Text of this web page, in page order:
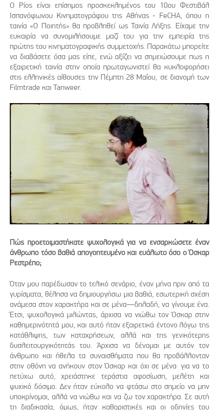
Ο Ρίος είναι επίσημος προσκεκλημένος του 10ου Φεστιβάλ
Ισπανόφωνου Κινηματογράφου της Αθήνας - FeCHA, όπου η
ταινία «Ο Ποιητής» θα προβληθεί ως Ταινία Λήξης. Είχαμε την
ευκαιρία να συνομιλήσουμε μαζί του για την εμπειρία της
πρώτης του κινηματογραφικής συμμετοχής. Παρακάτω μπορείτε
να διαβάσετε όσα μας είπε, ενώ αξίζει να σημειώσουμε πως η
εξαιρετική ταινία στην οποία πρωταγωνιστεί θα κυκλοφορήσει
στις ελληνικές αίθουσες την Πέμπτη 28 Μαΐου, σε διανομή των
Filmtrade και Tanweer.
Πώς προετοιμαστήκατε ψυχολογικά για να ενσαρκώσετε έναν
άνθρωπο τόσο βαθιά απογοητευμένο και ευάλωτο όσο ο Όσκαρ
Ρεστρέπο;
Όταν μου παρέδωσαν το τελικό σενάριο, έναν μήνα πριν από τα
γυρίσματα, θέλησα να δημιουργήσω μια βαθιά, εσωτερική σχέση
ανάμεσα στον χαρακτήρα και σε μένα—δηλαδή, να γίνουμε ένα.
Έτσι, ψυχολογικά μιλώντας, άρχισα να νιώθω τον Όσκαρ στην
καθημερινότητά μου, και αυτό ήταν εξαιρετικά έντονο λόγω της
κατάθλιψης, των καταχρήσεων, αλλά και της γενικότερης
δυσλειτουργικότητάς του. Άρχισα να δένομαι με αυτόν τον
άνθρωπο και ήθελα τα συναισθήματα που θα προβάλλονταν
στην οθόνη να ανήκουν στον Όσκαρ και όχι σε μένα· για να το
πετύχω αυτό, χρειάστηκε τεράστια αφοσίωση, μελέτη και
ψυχικό δόσιμο. Δεν ήταν εύκολο να φτάσω στο σημείο να μην
υποκρίνομαι, αλλά να νιώθω και να ζω τον χαρακτήρα. Σε αυτή
τη διαδικασία, όμως, ήταν καθοριστικές και οι οδηγίες του